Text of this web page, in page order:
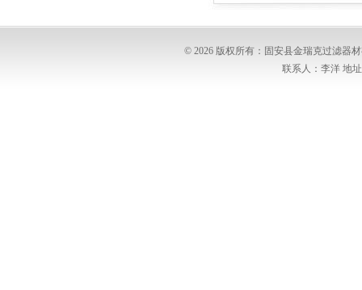
© 2026 版权所有：固安县金瑞克过滤器
联系人：李洋 地